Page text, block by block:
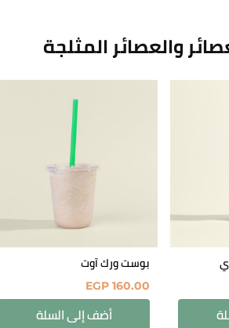
والعصائر المثلجة
بوست ورك آوت
EGP 160.00
أضف إلى السلة